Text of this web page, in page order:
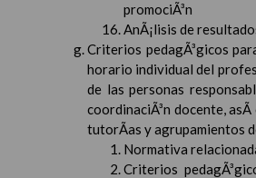
promociÃ³n
AnÃ¡lisis de
Criterios pedagÃ³gicos
horario individual del
de las personas
coordinaciÃ³n docente, asÃ­
tutorÃ­as y agrupamientos
Normativa
Criterios